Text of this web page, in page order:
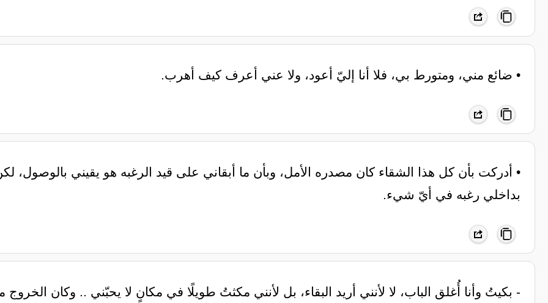
• ضائع مني، ومتورط بي، فلا أنا إليّ أعود، ولا عني أعرف كيف أهرب.
• أدركت بأن كل هذا الشقاء كان مصدره الأمل، وبأن ما أبقاني على قيد الرغبه هو يقيني
بداخلي رغبه في أيّ شيء.
- بكيتُ وأنا أُغلق الباب، لا لأنني أريد البقاء، بل لأنني مكثتُ طويلًا في مكانٍ لا يحبّني .. وكان الخروج